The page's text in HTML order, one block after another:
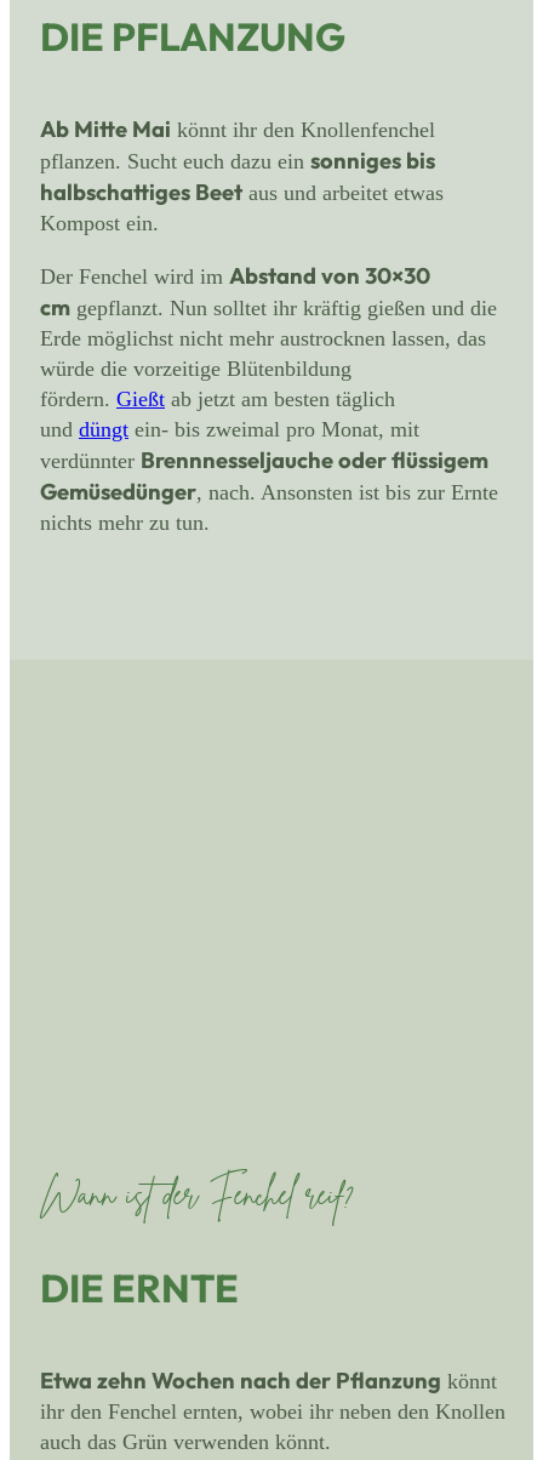
DIE PFLANZUNG
Ab Mitte Mai könnt ihr den Knollenfenchel
pflanzen. Sucht euch dazu ein sonniges bis
halbschattiges Beet aus und arbeitet etwas
Kompost ein.
Der Fenchel wird im Abstand von 30×30
cm gepflanzt. Nun solltet ihr kräftig gießen und die
Erde möglichst nicht mehr austrocknen lassen, das
würde die vorzeitige Blütenbildung
fördern. Gießt ab jetzt am besten täglich
und düngt ein- bis zweimal pro Monat, mit
verdünnter Brennnesseljauche oder flüssigem
Gemüsedünger, nach. Ansonsten ist bis zur Ernte
nichts mehr zu tun.
Wann ist der Fenchel reif?
DIE ERNTE
Etwa zehn Wochen nach der Pflanzung könnt
ihr den Fenchel ernten, wobei ihr neben den Knollen
auch das Grün verwenden könnt.